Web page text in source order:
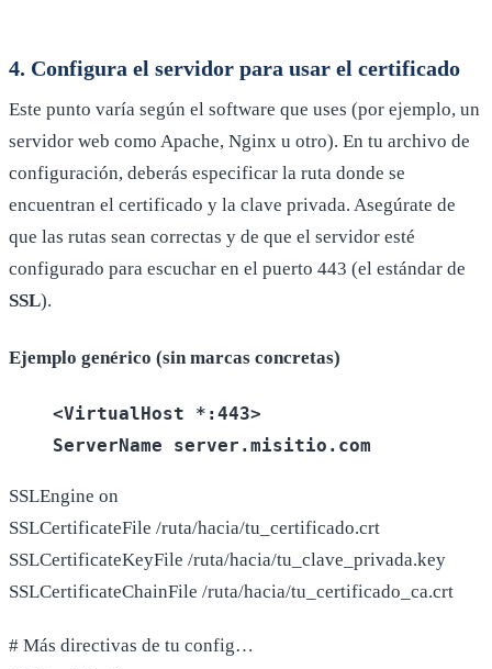
4. Configura el servidor para usar el certificado
Este punto varía según el software que uses (por ejemplo, un
servidor web como Apache, Nginx u otro). En tu archivo de
configuración, deberás especificar la ruta donde se
encuentran el certificado y la clave privada. Asegúrate de
que las rutas sean correctas y de que el servidor esté
configurado para escuchar en el puerto 443 (el estándar de
SSL).
Ejemplo genérico (sin marcas concretas)
<VirtualHost *:443>
ServerName server.misitio.com
SSLEngine on
SSLCertificateFile /ruta/hacia/tu_certificado.crt
SSLCertificateKeyFile /ruta/hacia/tu_clave_privada.key
SSLCertificateChainFile /ruta/hacia/tu_certificado_ca.crt
# Más directivas de tu config…